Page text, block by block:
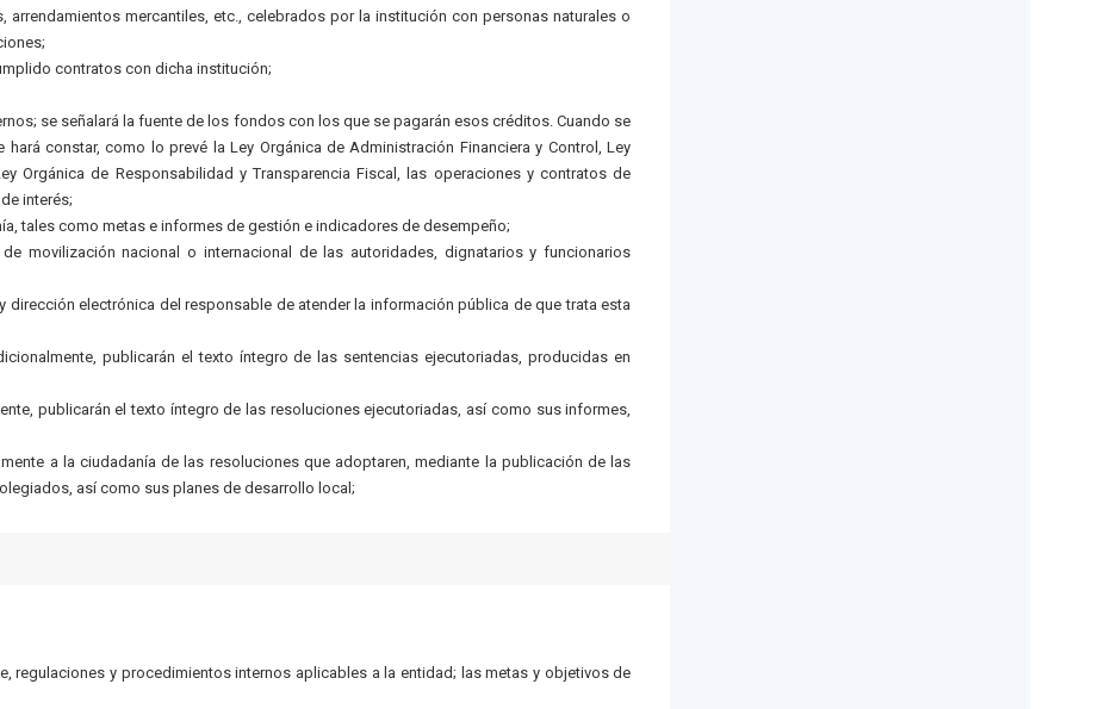
mercantiles, etc., celebrados por la institución con personas naturales o
contratos con dicha institución;
se señalará la fuente de los fondos con los que se pagarán esos créditos. Cuando se
constar, como lo prevé la Ley Orgánica de Administración Financiera y Control, Ley
Orgánica de Responsabilidad y Transparencia Fiscal, las operaciones y contratos de
interés;
tales como metas e informes de gestión e indicadores de desempeño;
movilización nacional o internacional de las autoridades, dignatarios y funcionarios
dirección electrónica del responsable de atender la información pública de que trata esta
publicarán el texto íntegro de las sentencias ejecutoriadas, producidas en
publicarán el texto íntegro de las resoluciones ejecutoriadas, así como sus informes,
a la ciudadanía de las resoluciones que adoptaren, mediante la publicación de las
así como sus planes de desarrollo local;
regulaciones y procedimientos internos aplicables a la entidad; las metas y objetivos de